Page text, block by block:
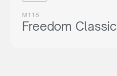
M118
Freedom Classic